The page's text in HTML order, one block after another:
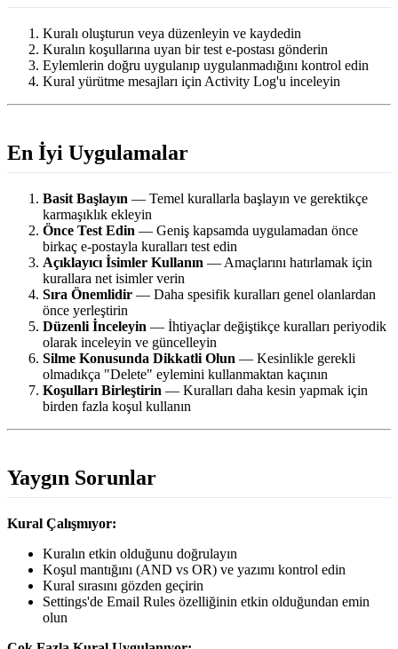
Kuralı oluşturun veya düzenleyin ve kaydedin
Kuralın koşullarına uyan bir test e-postası gönderin
Eylemlerin doğru uygulanıp uygulanmadığını kontrol edin
Kural yürütme mesajları için Activity Log'u inceleyin
En İyi Uygulamalar
Basit Başlayın — Temel kurallarla başlayın ve gerektikçe
karmaşıklık ekleyin
Önce Test Edin — Geniş kapsamda uygulamadan önce
birkaç e-postayla kuralları test edin
Açıklayıcı İsimler Kullanın — Amaçlarını hatırlamak için
kurallara net isimler verin
Sıra Önemlidir — Daha spesifik kuralları genel olanlardan
önce yerleştirin
Düzenli İnceleyin — İhtiyaçlar değiştikçe kuralları periyodik
olarak inceleyin ve güncelleyin
Silme Konusunda Dikkatli Olun — Kesinlikle gerekli
olmadıkça "Delete" eylemini kullanmaktan kaçının
Koşulları Birleştirin — Kuralları daha kesin yapmak için
birden fazla koşul kullanın
Yaygın Sorunlar
Kural Çalışmıyor:
Kuralın etkin olduğunu doğrulayın
Koşul mantığını (AND vs OR) ve yazımı kontrol edin
Kural sırasını gözden geçirin
Settings'de Email Rules özelliğinin etkin olduğundan emin
olun